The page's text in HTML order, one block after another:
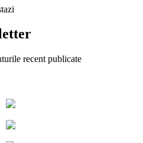
recent publicate